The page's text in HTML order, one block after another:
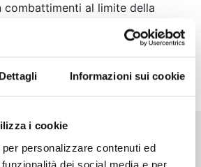
Dettagli Informazioni sui cookie
i cookie
personalizzare contenuti ed
dei social media e per
al limite della
effettivamente le fila del
nuovo capitolo di battaglie super
della serie